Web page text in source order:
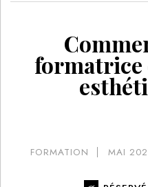
formatrice
FORMATION MAI